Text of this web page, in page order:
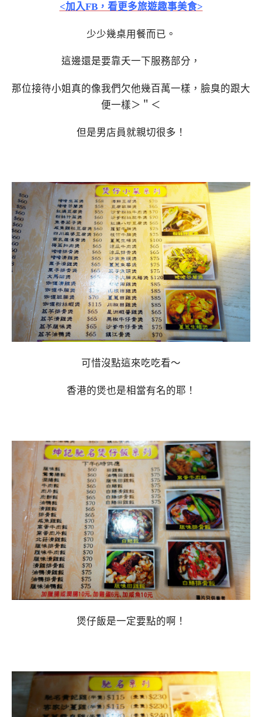
<加入FB，看更多旅遊趣事美食>
少少幾桌用餐而已。
這邊還是要靠夭一下服務部分，
那位接待小姐真的像我們欠他幾百萬一樣，臉臭的跟大
便一樣＞＂＜
但是男店員就親切很多！
可惜沒點這來吃吃看～
香港的煲也是相當有名的耶！
煲仔飯是一定要點的啊！